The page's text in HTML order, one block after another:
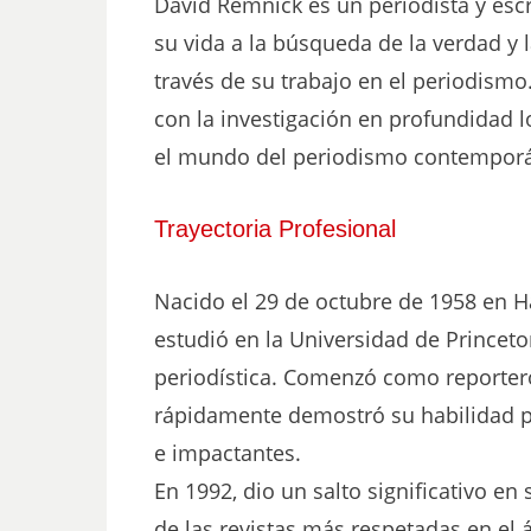
su vida a la búsqueda de la verdad
través de su trabajo en el
con la investigación en profundidad
el mundo del periodismo
Trayectoria Profesional
Nacido el 29 de octubre de 1958 en
estudió en la Universidad de
periodística. Comenzó como
rápidamente demostró su habilidad
e impactantes.
En 1992, dio un salto significativo en